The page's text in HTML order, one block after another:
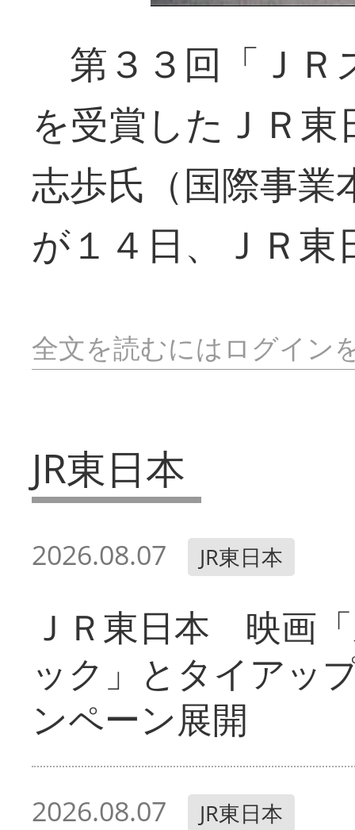
第３３回「ＪＲ
を受賞したＪＲ
志歩氏（国際事業
が１４日、ＪＲ
全文を読むにはログイン
JR東日本
2026.08.07 JR東日本
ＪＲ東日本 映画
ック」とタイアッ
ンペーン展開
2026.08.07 JR東日本